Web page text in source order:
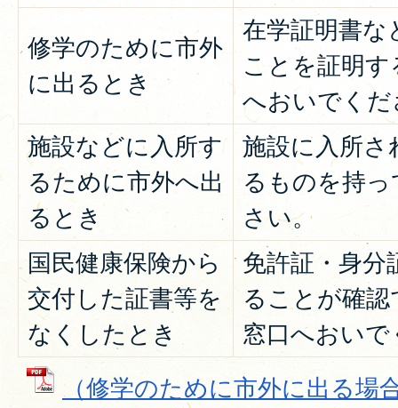
修学のために市外
に出るとき
在学証明書な
ことを証明
へおいでく
施設などに入所す
るために市外へ出
るとき
施設に入所
るものを持
さい。
国民健康保険から
交付した証書等を
なくしたとき
免許証・身分
ることが確
窓口へおい
（修学のために市外に出る場